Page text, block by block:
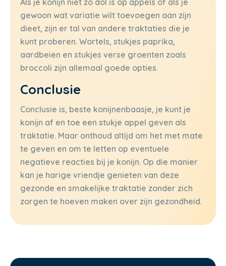
gewoon wat variatie wilt toevoegen aan zijn
dieet, zijn er tal van andere traktaties die je
kunt proberen. Wortels, stukjes paprika,
aardbeien en stukjes verse groenten zoals
broccoli zijn allemaal goede opties.
Conclusie
Conclusie is, beste konijnenbaasje, je kunt je
konijn af en toe een stukje appel geven als
traktatie. Maar onthoud altijd om het met mate
te geven en om te letten op eventuele
negatieve reacties bij je konijn. Op die manier
kan je harige vriendje genieten van deze
gezonde en smakelijke traktatie zonder zich
zorgen te hoeven maken over zijn gezondheid.